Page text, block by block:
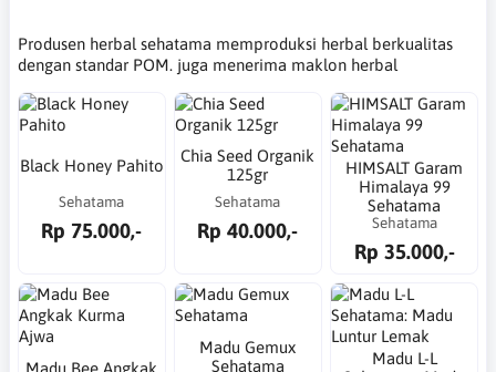
Produsen herbal sehatama memproduksi herbal berkualitas
dengan standar POM. juga menerima maklon herbal
Black Honey Pahito
Sehatama
Rp 75.000,-
Chia Seed Organik
125gr
Sehatama
Rp 40.000,-
HIMSALT Garam
Himalaya 99
Sehatama
Sehatama
Rp 35.000,-
Madu Bee Angkak
Madu Gemux
Sehatama
Madu L-L